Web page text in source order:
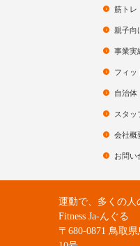
筋トレ
親子向
事業実
フィッ
自治体
スタッ
会社概
お問い
運動で、多くの人
Fitness Ja-んぐる
〒680-0871 鳥取